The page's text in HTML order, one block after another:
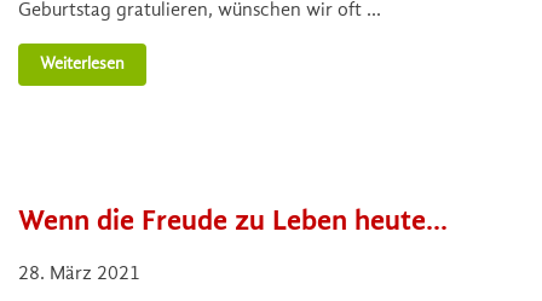
Geburtstag gratulieren, wünschen wir oft …
Weiterlesen
Wenn die Freude zu Leben heute…
28. März 2021